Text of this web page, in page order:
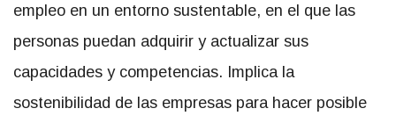
empleo en un entorno sustentable, en el que las
personas puedan adquirir y actualizar sus
capacidades y competencias. Implica la
sostenibilidad de las empresas para hacer posible